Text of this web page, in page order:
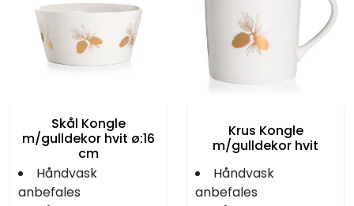
Skål Kongle
m/gulldekor hvit ø:16
cm
Håndvask
anbefales
Krus Kongle
m/gulldekor hvit
Håndvask
anbefales